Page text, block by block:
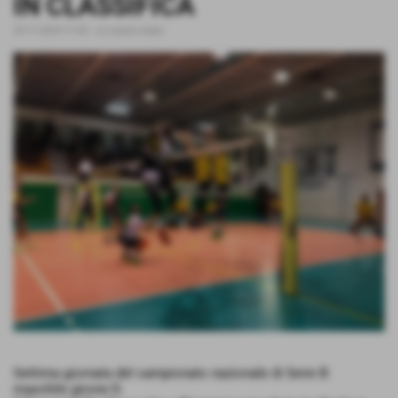
Settima giornata del campionato nazionale di Serie B
maschile girone D.